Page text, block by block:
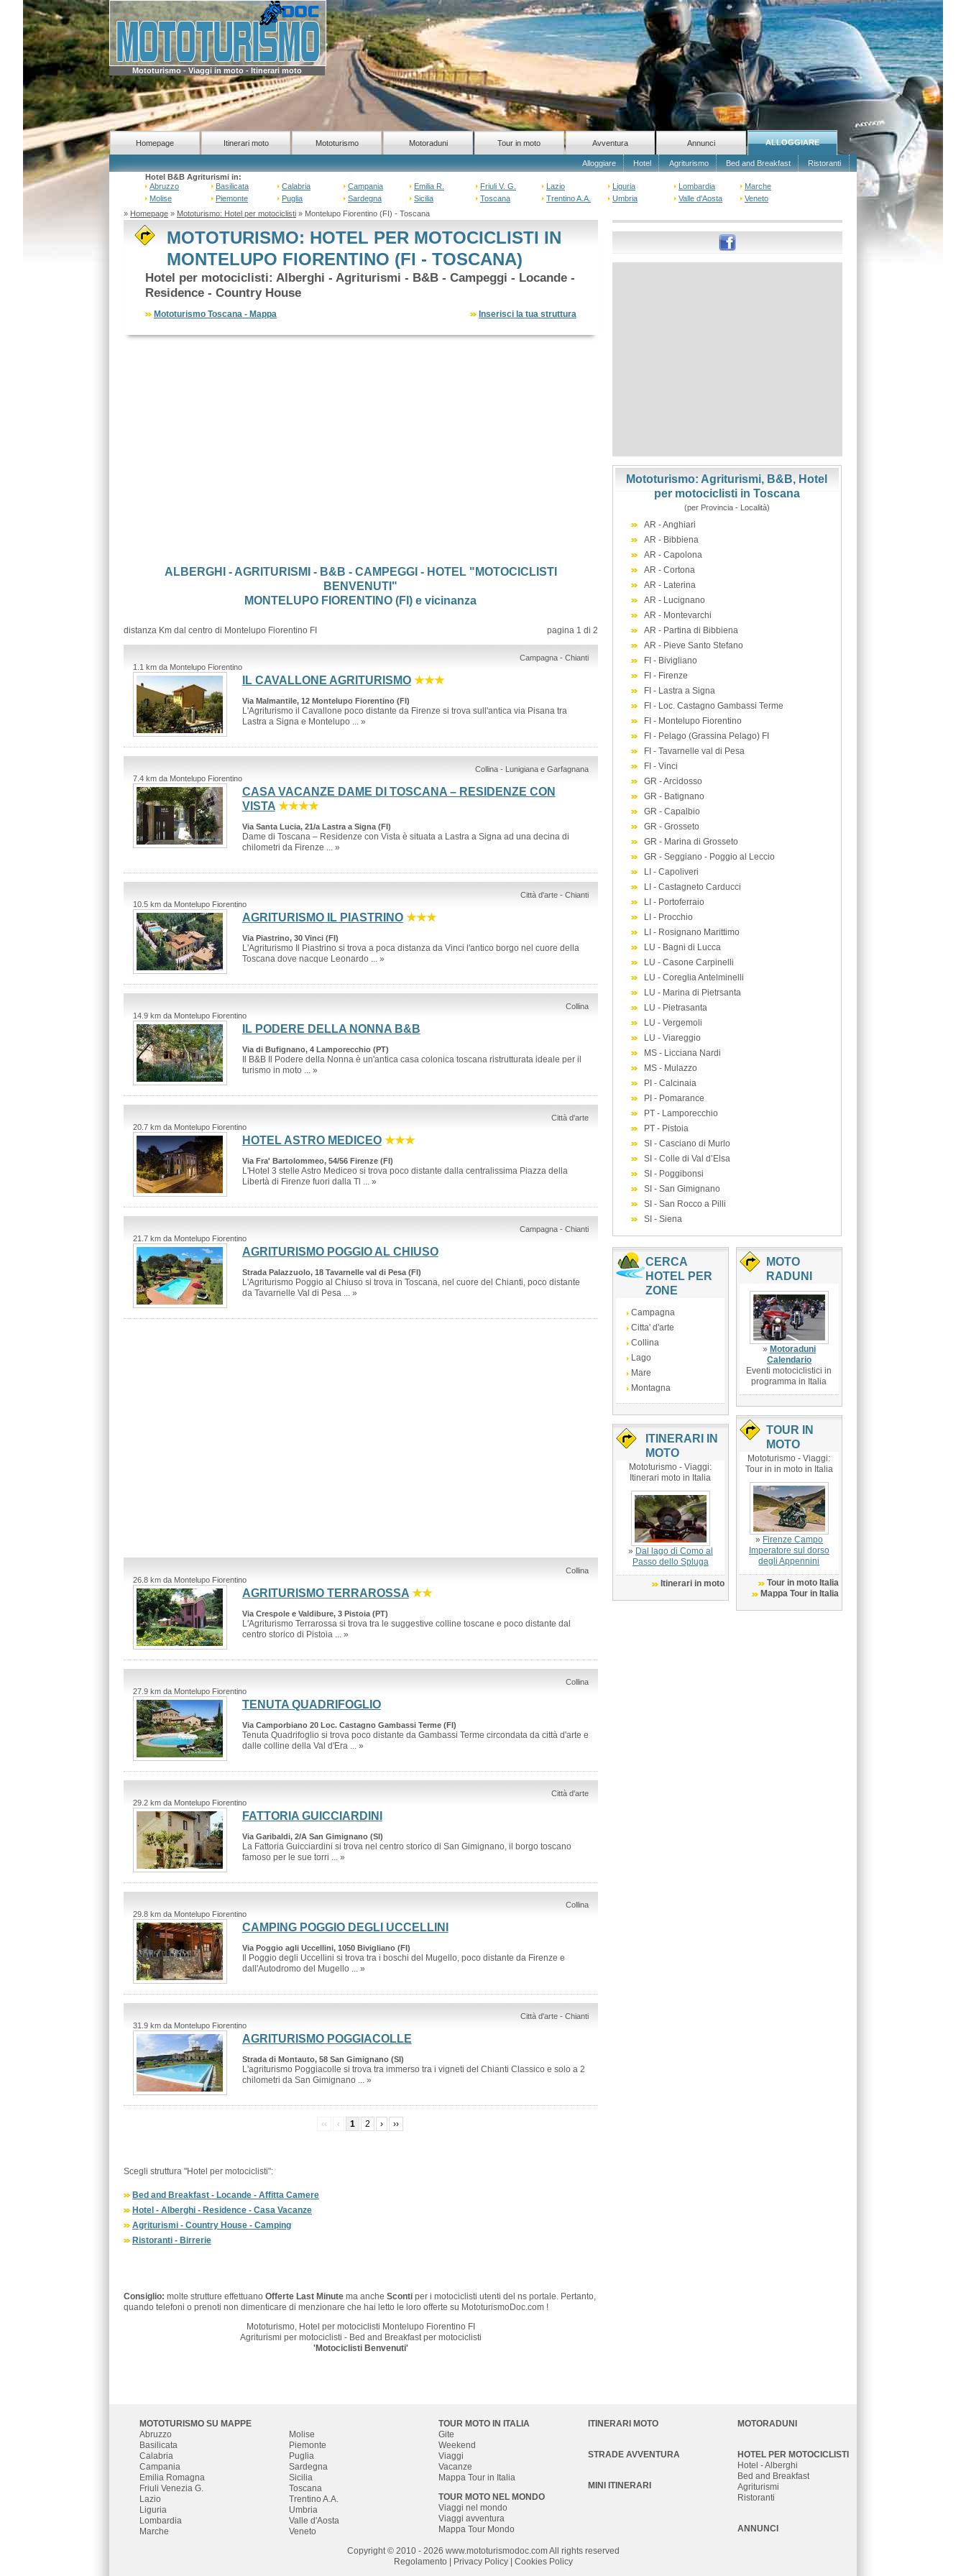
Mototurismo - Viaggi in moto - Itinerari moto
Homepage Itinerari moto Mototurismo Motoraduni Tour in moto Avventura Annunci ALLOGGIARE
Alloggiare Hotel Agriturismo Bed and Breakfast
Ristoranti
Hotel B&B Agriturismi in:
Abruzzo
Basilicata Calabria Campania Emilia R. Friuli V. G. Lazio Liguria Lombardia
Marche
Molise
Piemonte Puglia Sardegna Sicilia Toscana Trentino A.A. Umbria Valle d'Aosta
Veneto
» Homepage» Mototurismo: Hotel per motociclisti» Montelupo Fiorentino (FI) - Toscana
MOTOTURISMO: HOTEL PER MOTOCICLISTI IN
MONTELUPO FIORENTINO (FI - TOSCANA)
Hotel per motociclisti: Alberghi - Agriturismi - B&B - Campeggi - Locande -
Residence - Country House
Mototurismo Toscana - Mappa Inserisci la tua struttura
ALBERGHI - AGRITURISMI - B&B - CAMPEGGI - HOTEL "MOTOCICLISTI
BENVENUTI"
MONTELUPO FIORENTINO (FI) e vicinanza
distanza Km dal centro di Montelupo Fiorentino FI pagina 1 di 2
Campagna - Chianti
1.1 km da Montelupo Fiorentino
IL CAVALLONE AGRITURISMO ★★★
Via Malmantile, 12 Montelupo Fiorentino (FI)
L'Agriturismo il Cavallone poco distante da Firenze si trova sull'antica via Pisana tra
Lastra a Signa e Montelupo ... »
Collina - Lunigiana e Garfagnana
7.4 km da Montelupo Fiorentino
CASA VACANZE DAME DI TOSCANA – RESIDENZE CON
VISTA ★★★★
Via Santa Lucia, 21/a Lastra a Signa (FI)
Dame di Toscana – Residenze con Vista è situata a Lastra a Signa ad una decina di
chilometri da Firenze ... »
Città d'arte - Chianti
10.5 km da Montelupo Fiorentino
AGRITURISMO IL PIASTRINO ★★★
Via Piastrino, 30 Vinci (FI)
L'Agriturismo Il Piastrino si trova a poca distanza da Vinci l'antico borgo nel cuore della
Toscana dove nacque Leonardo ... »
Collina
14.9 km da Montelupo Fiorentino
IL PODERE DELLA NONNA B&B
Via di Bufignano, 4 Lamporecchio (PT)
Il B&B Il Podere della Nonna è un'antica casa colonica toscana ristrutturata ideale per il
turismo in moto ... »
Città d'arte
20.7 km da Montelupo Fiorentino
HOTEL ASTRO MEDICEO ★★★
Via Fra' Bartolommeo, 54/56 Firenze (FI)
L'Hotel 3 stelle Astro Mediceo si trova poco distante dalla centralissima Piazza della
Libertà di Firenze fuori dalla Tl ... »
Campagna - Chianti
21.7 km da Montelupo Fiorentino
AGRITURISMO POGGIO AL CHIUSO
Strada Palazzuolo, 18 Tavarnelle val di Pesa (FI)
L'Agriturismo Poggio al Chiuso si trova in Toscana, nel cuore del Chianti, poco distante
da Tavarnelle Val di Pesa ... »
Collina
26.8 km da Montelupo Fiorentino
AGRITURISMO TERRAROSSA ★★
Via Crespole e Valdibure, 3 Pistoia (PT)
L'Agriturismo Terrarossa si trova tra le suggestive colline toscane e poco distante dal
centro storico di Pistoia ... »
Collina
27.9 km da Montelupo Fiorentino
TENUTA QUADRIFOGLIO
Via Camporbiano 20 Loc. Castagno Gambassi Terme (FI)
Tenuta Quadrifoglio si trova poco distante da Gambassi Terme circondata da città d'arte e
dalle colline della Val d'Era ... »
Città d'arte
29.2 km da Montelupo Fiorentino
FATTORIA GUICCIARDINI
Via Garibaldi, 2/A San Gimignano (SI)
La Fattoria Guicciardini si trova nel centro storico di San Gimignano, il borgo toscano
famoso per le sue torri ... »
Collina
29.8 km da Montelupo Fiorentino
CAMPING POGGIO DEGLI UCCELLINI
Via Poggio agli Uccellini, 1050 Bivigliano (FI)
Il Poggio degli Uccellini si trova tra i boschi del Mugello, poco distante da Firenze e
dall'Autodromo del Mugello ... »
Città d'arte - Chianti
31.9 km da Montelupo Fiorentino
AGRITURISMO POGGIACOLLE
Strada di Montauto, 58 San Gimignano (SI)
L'agriturismo Poggiacolle si trova tra immerso tra i vigneti del Chianti Classico e solo a 2
chilometri da San Gimignano ... »
‹‹ ‹ 1 2 › ››
Scegli struttura "Hotel per motociclisti":
Bed and Breakfast - Locande - Affitta Camere
Hotel - Alberghi - Residence - Casa Vacanze
Agriturismi - Country House - Camping
Ristoranti - Birrerie
Consiglio: molte strutture effettuano Offerte Last Minutema anche Scontiper i motociclisti utenti del ns portale. Pertanto,
quando telefoni o prenoti non dimenticare di menzionare che hai letto le loro offerte su MototurismoDoc.com !
Mototurismo, Hotel per motociclisti Montelupo Fiorentino FI
Agriturismi per motociclisti - Bed and Breakfast per motociclisti
'Motociclisti Benvenuti'
Mototurismo: Agriturismi, B&B, Hotel
per motociclisti in Toscana
(per Provincia - Località)
AR - Anghiari
AR - Bibbiena
AR - Capolona
AR - Cortona
AR - Laterina
AR - Lucignano
AR - Montevarchi
AR - Partina di Bibbiena
AR - Pieve Santo Stefano
FI - Bivigliano
FI - Firenze
FI - Lastra a Signa
FI - Loc. Castagno Gambassi Terme
FI - Montelupo Fiorentino
FI - Pelago (Grassina Pelago) FI
FI - Tavarnelle val di Pesa
FI - Vinci
GR - Arcidosso
GR - Batignano
GR - Capalbio
GR - Grosseto
GR - Marina di Grosseto
GR - Seggiano - Poggio al Leccio
LI - Capoliveri
LI - Castagneto Carducci
LI - Portoferraio
LI - Procchio
LI - Rosignano Marittimo
LU - Bagni di Lucca
LU - Casone Carpinelli
LU - Coreglia Antelminelli
LU - Marina di Pietrsanta
LU - Pietrasanta
LU - Vergemoli
LU - Viareggio
MS - Licciana Nardi
MS - Mulazzo
PI - Calcinaia
PI - Pomarance
PT - Lamporecchio
PT - Pistoia
SI - Casciano di Murlo
SI - Colle di Val d’Elsa
SI - Poggibonsi
SI - San Gimignano
SI - San Rocco a Pilli
SI - Siena
CERCA
HOTEL PER
ZONE
Campagna
Citta' d'arte
Collina
Lago
Mare
Montagna
ITINERARI IN
MOTO
Mototurismo - Viaggi:
Itinerari moto in Italia
» Dal lago di Como al
Passo dello Spluga
Itinerari in moto
MOTO
RADUNI
» Motoraduni
Calendario
Eventi motociclistici in
programma in Italia
TOUR IN
MOTO
Mototurismo - Viaggi:
Tour in in moto in Italia
» Firenze Campo
Imperatore sul dorso
degli Appennini
Tour in moto Italia
Mappa Tour in Italia
MOTOTURISMO SU MAPPE
Abruzzo
Basilicata
Calabria
Campania
Emilia Romagna
Friuli Venezia G.
Lazio
Liguria
Lombardia
Marche
Molise
Piemonte
Puglia
Sardegna
Sicilia
Toscana
Trentino A.A.
Umbria
Valle d'Aosta
Veneto
TOUR MOTO IN ITALIA
Gite
Weekend
Viaggi
Vacanze
Mappa Tour in Italia
TOUR MOTO NEL MONDO
Viaggi nel mondo
Viaggi avventura
Mappa Tour Mondo
ITINERARI MOTO
STRADE AVVENTURA
MINI ITINERARI
MOTORADUNI
HOTEL PER MOTOCICLISTI
Hotel - Alberghi
Bed and Breakfast
Agriturismi
Ristoranti
ANNUNCI
Copyright © 2010 - 2026 www.mototurismodoc.com All rights reserved
Regolamento
Privacy Policy| Cookies Policy